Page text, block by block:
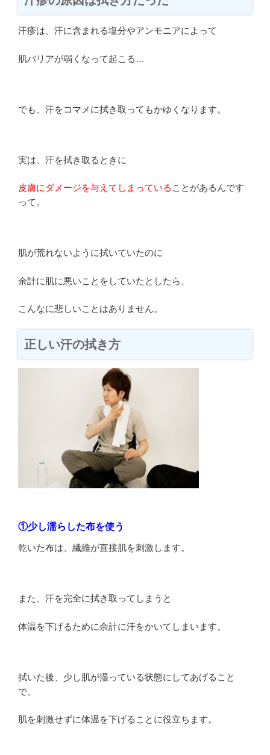
汗疹は、汗に含まれる塩分やアンモニアによって
肌バリアが弱くなって起こる…
でも、汗をコマメに拭き取ってもかゆくなります。
実は、汗を拭き取るときに
皮膚にダメージを与えてしまっている ことがあるんです
って。
肌が荒れないように拭いていたのに
余計に肌に悪いことをしていたとしたら、
こんなに悲しいことはありません。
正しい汗の拭き方
①少し濡らした布を使う
乾いた布は、繊維が直接肌を刺激します。
また、汗を完全に拭き取ってしまうと
体温を下げるために余計に汗をかいてしまいます。
拭いた後、少し肌が湿っている状態にしてあげること
で、
肌を刺激せずに体温を下げることに役立ちます。